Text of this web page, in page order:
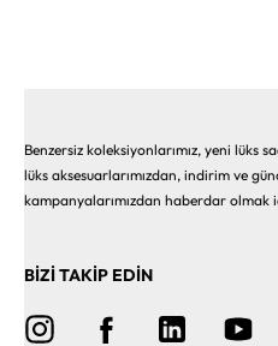
Benzersiz koleksiyonlarımız, yeni lüks
lüks aksesuarlarımızdan, indirim ve
kampanyalarımızdan haberdar olmak
BİZİ TAKİP EDİN